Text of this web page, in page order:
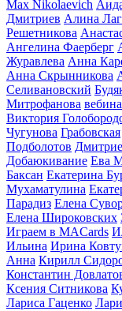
Max Nikolaevich
Дмитриев Алина
Решетникова
Ангелина Фаерберг
Журавлева Анна
Анна Скрынникова
Селивановский
Митрофанова
Виктория
Чугунова Грабовская
Подболотов
Добаюкивание Ева
Баксан Екатерина
Мухаматулина
Парадиз Елена
Елена Широковских
Играем в MACards
Ильина Ирина
Анна Кирилл
Константин
Ксения Ситникова
Лариса Гаценко